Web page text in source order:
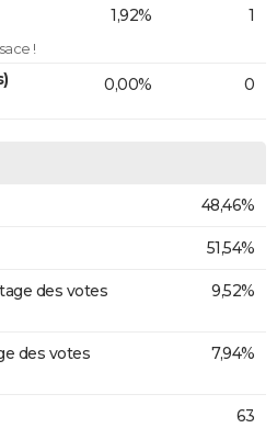
!
1,92% 1
0,00% 0
48,46%
51,54%
des votes
9,52%
des votes
7,94%
63